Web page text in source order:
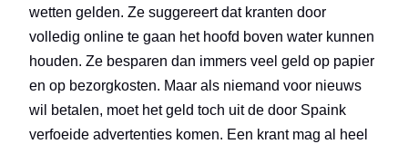
wetten gelden. Ze suggereert dat kranten door
volledig online te gaan het hoofd boven water kunnen
houden. Ze besparen dan immers veel geld op papier
en op bezorgkosten. Maar als niemand voor nieuws
wil betalen, moet het geld toch uit de door Spaink
verfoeide advertenties komen. Een krant mag al heel